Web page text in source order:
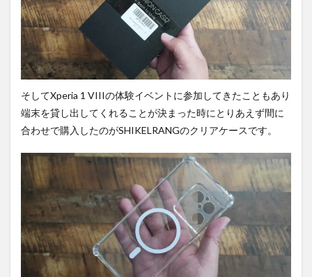
そしてXperia 1 VIIIの体験イベントに参加してきたこともあり
端末を貸し出してくれることが決まった時にとりあえず間に
合わせで購入したのがSHIKELRANGのクリアケースです。